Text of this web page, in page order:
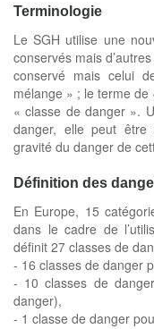
Terminologie
Le SGH utilise une
conservés mais
conservé mais celui
mélange » ; le terme
« classe de danger ».
danger, elle peut être
gravité du danger de
Définition des
En Europe, 15
dans le cadre de
définit 27 classes de
- 16 classes de danger
- 10 classes de
danger),
- 1 classe de danger